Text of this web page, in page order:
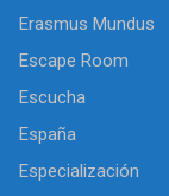
Erasmus Mundus
Escape Room
Escucha
España
Especialización